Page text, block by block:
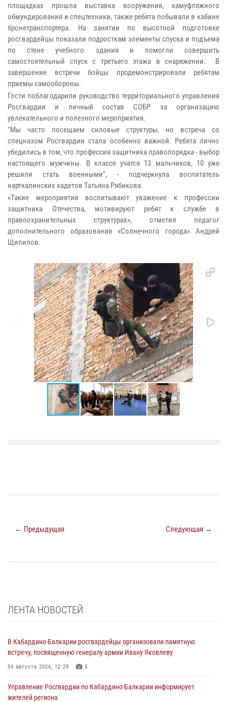
площадках прошла выставка вооружения, камуфляжного
обмундирования и спецтехники, также ребята побывали в кабине
бронетранспортера. На занятии по высотной подготовке
росгвардейцы показали подросткам элементы спуска и подъема
по стене учебного здания и помогли совершить
самостоятельный спуск с третьего этажа в снаряжении. В
завершение встречи бойцы продемонстрировали ребятам
приемы самообороны.
Гости поблагодарили руководство территориального управления
Росгвардии и личный состав СОБР за организацию
увлекательного и полезного мероприятия.
"Мы часто посещаем силовые структуры, но встреча со
спецназом Росгвардии стала особенно важной. Ребята лично
убедились в том, что профессия защитника правопорядка - выбор
настоящего мужчины. В классе учатся 13 мальчиков, 10 уже
решили стать военными", - подчеркнула воспитатель
нарткалинских кадетов Татьяна Рябикова.
«Такие мероприятия воспитывают уважение к профессии
защитника Отечества, мотивируют ребят к службе в
правоохранительных структурах», отметил педагог
дополнительного образования «Солнечного города» Андрей
Щипилов.
← Предыдущая Следующая →
ЛЕНТА НОВОСТЕЙ
В Кабардино-Балкарии росгвардейцы организовали памятную
встречу, посвященную генералу армии Ивану Яковлеву
04 августа 2026, 12:29 5
Управление Росгвардии по Кабардино-Балкарии информирует
жителей региона